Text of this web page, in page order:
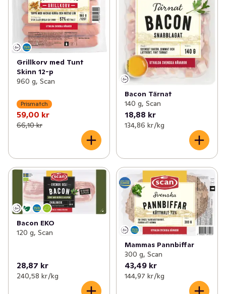
Grillkorv med Tunt
Skinn 12-p
960 g, Scan
Prismatch
59,00 kr
66,10 kr
Bacon Tärnat
140 g, Scan
18,88 kr
134,86 kr /kg
Bacon EKO
120 g, Scan
28,87 kr
240,58 kr /kg
Mammas Pannbiffar
300 g, Scan
43,49 kr
144,97 kr /kg